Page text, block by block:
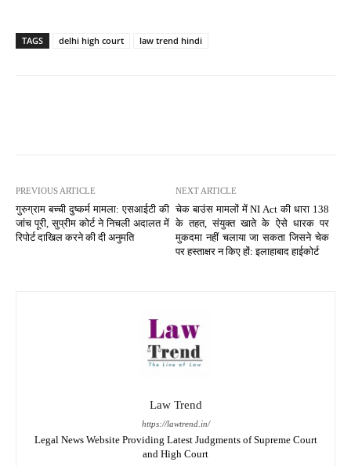
TAGS delhi high court law trend hindi
PREVIOUS ARTICLE
गुरुग्राम बच्ची दुष्कर्म मामला: एसआईटी की
जांच पूरी, सुप्रीम कोर्ट ने निचली अदालत में
रिपोर्ट दाखिल करने की दी अनुमति
NEXT ARTICLE
चेक बाउंस मामलों में NI Act की धारा 138
के तहत, संयुक्त खाते के ऐसे धारक पर
मुकदमा नहीं चलाया जा सकता जिसने चेक
पर हस्ताक्षर न किए हों: इलाहाबाद हाईकोर्ट
Law Trend
https://lawtrend.in/
Legal News Website Providing Latest Judgments of Supreme Court
and High Court